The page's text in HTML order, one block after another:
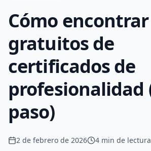
Cómo
gratuitos de
certificados de
profesionalidad
paso)
2 de febrero de 2026 4 min de lectura